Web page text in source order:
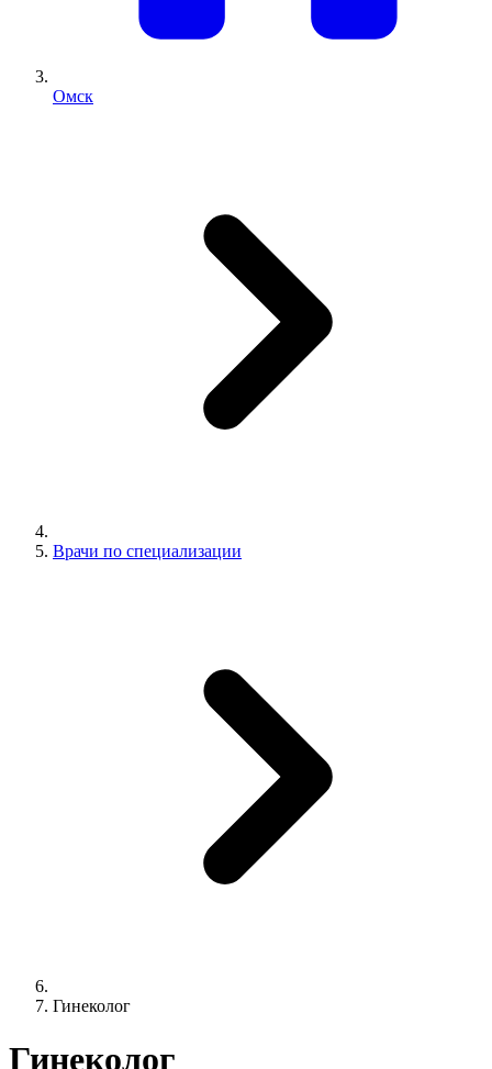
Омск
Врачи по специализации
Гинеколог
Гинеколог